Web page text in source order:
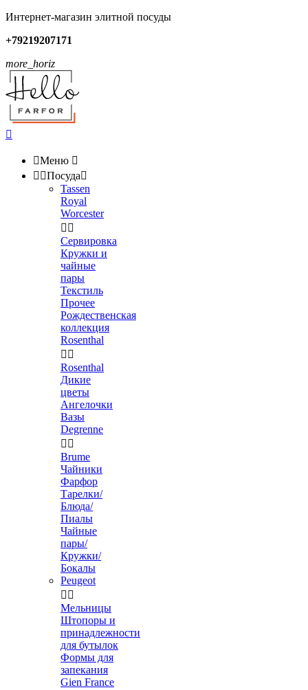
Интернет-магазин элитной посуды
+79219207171
more_horiz

Меню 
 Посуда
Tassen
Royal
Worcester
 
Сервировка
Кружки и
чайные
пары
Текстиль
Прочее
Рождественская
коллекция
Rosenthal
 
Rosenthal
Дикие
цветы
Ангелочки
Вазы
Degrenne
 
Brume
Чайники
Фарфор
Тарелки/
Блюда/
Пиалы
Чайные
пары/
Кружки/
Бокалы
Peugeot
 
Мельницы
Штопоры и
принадлежности
для бутылок
Формы для
запекания
Gien France